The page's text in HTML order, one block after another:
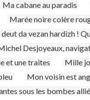
Ma cabane au paradis
Marée noire colère
da vezan hardizh !
Desjoyeaux,
et une traites Mille
Mon voisin est
sous les bombes